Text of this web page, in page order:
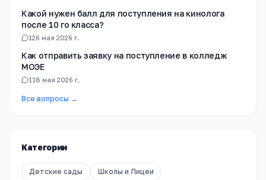
Какой нужен балл для поступления на кинолога
после 10 го класса?
126 мая 2026 г.
Как отправить заявку на поступление в колледж
МОЭЕ
1 18 мая 2026 г.
Все вопросы →
Категории
Детские сады
Школы и Лицеи